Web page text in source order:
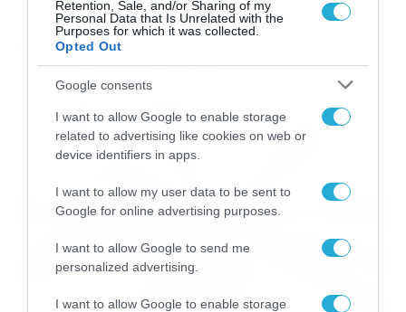
Retention, Sale, and/or Sharing of my
Personal Data that Is Unrelated with the
Purposes for which it was collected.
Opted Out
Google consents
I want to allow Google to enable storage
related to advertising like cookies on web or
device identifiers in apps.
I want to allow my user data to be sent to
Google for online advertising purposes.
I want to allow Google to send me
personalized advertising.
I want to allow Google to enable storage
06/08/2026 08:05
Εορτολόγιο 6-8: Ποιοι γιορτάζουν
σήμερα; Χρόνια Πολλά…